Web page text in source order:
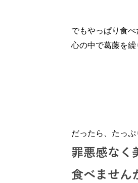
でもやっぱり食べ
心の中で葛藤を繰
だったら、たっぷ
罪悪感なく
食べません